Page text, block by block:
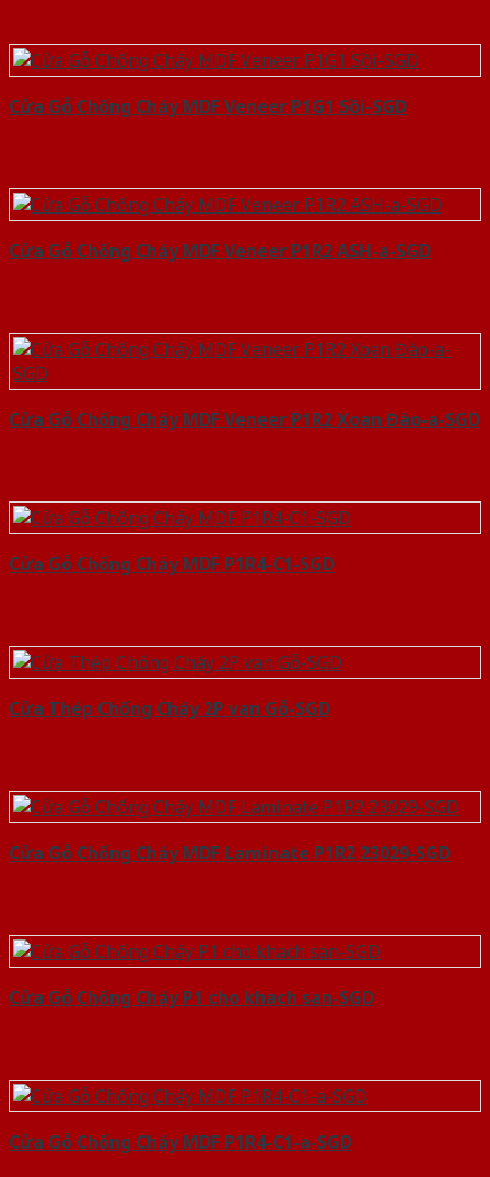
Cửa Gỗ Chống Cháy MDF Veneer P1G1 Sồi-SGD
Cửa Gỗ Chống Cháy MDF Veneer P1R2 ASH-a-SGD
Cửa Gỗ Chống Cháy MDF Veneer P1R2 Xoan Đào-a-SGD
Cửa Gỗ Chống Cháy MDF P1R4-C1-SGD
Cửa Thép Chống Cháy 2P van Gỗ-SGD
Cửa Gỗ Chống Cháy MDF Laminate P1R2 23029-SGD
Cửa Gỗ Chống Cháy P1 cho khach san-SGD
Cửa Gỗ Chống Cháy MDF P1R4-C1-a-SGD